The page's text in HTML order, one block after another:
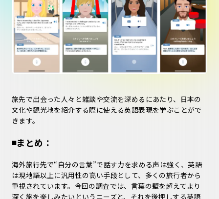
旅先で出会った人々と雑談や交流を深めるにあたり、日本の
文化や観光地を紹介する際に使える英語表現を学ぶことがで
きます。
◾️まとめ：
海外旅行先で“自分の言葉”で話す力を求める声は強く、英語
は現地語以上に汎用性の高い手段として、多くの旅行者から
重視されています。今回の調査では、言葉の壁を超えてより
深く旅を楽しみたいというニーズと、それを後押しする英語